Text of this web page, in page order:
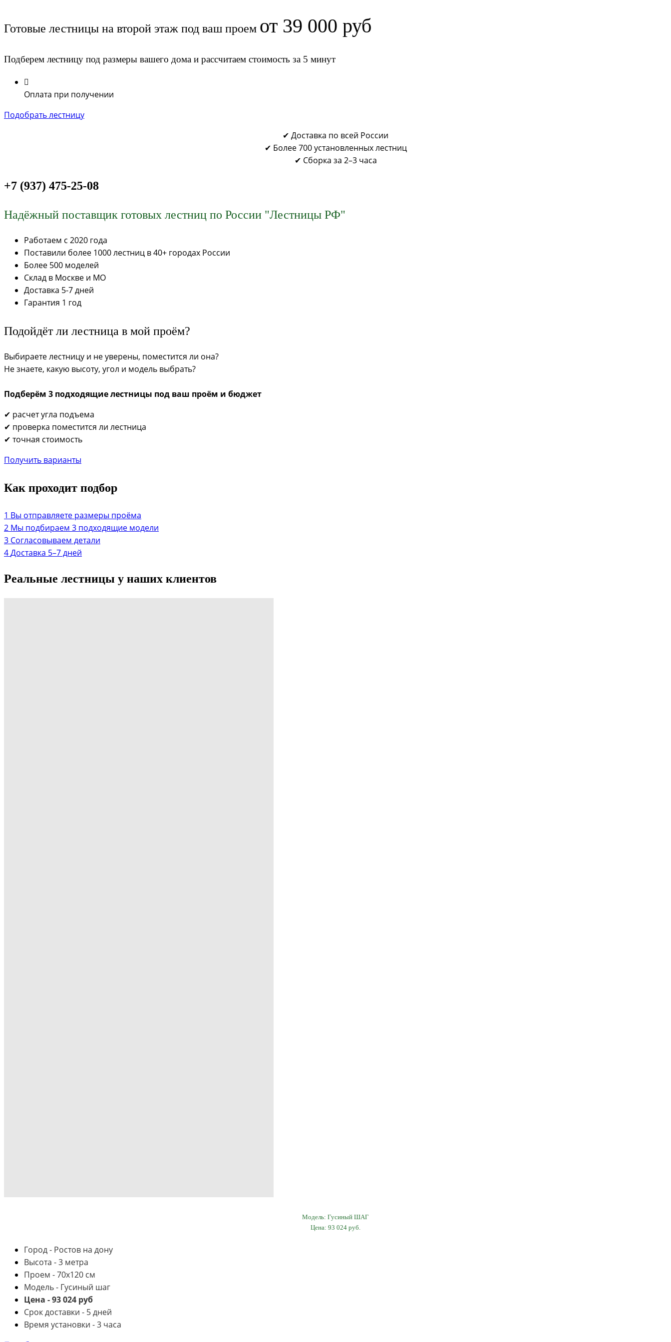
Готовые лестницы на второй этаж под ваш проем от 39 000 руб
Подберем лестницу под размеры вашего дома и рассчитаем стоимость за 5 минут
Оплата при получении
Подобрать лестницу
✔ Доставка по всей России
✔ Более 700 установленных лестниц
✔ Сборка за 2–3 часа
+7 (937) 475-25-08
Надёжный поставщик готовых лестниц по России "Лестницы РФ"
Работаем с 2020 года
Поставили более 1000 лестниц в 40+ городах России
Более 500 моделей
Склад в Москве и МО
Доставка 5-7 дней
Гарантия 1 год
Подойдёт ли лестница в мой проём?
Выбираете лестницу и не уверены, поместится ли она?
Не знаете, какую высоту, угол и модель выбрать?
Подберём 3 подходящие лестницы под ваш проём и бюджет
✔ расчет угла подъема
✔ проверка поместится ли лестница
✔ точная стоимость
Получить варианты
Как проходит подбор
Вы отправляете размеры проёма
Мы подбираем 3 подходящие модели
Согласовываем детали
Доставка 5–7 дней
Реальные лестницы у наших клиентов
Модель: Гусиный ШАГ
Цена: 93 024 руб.
Город - Ростов на дону
Высота - 3 метра
Проем - 70х120 см
Модель - Гусиный шаг
Цена - 93 024 руб
Срок доставки - 5 дней
Время установки - 3 часа